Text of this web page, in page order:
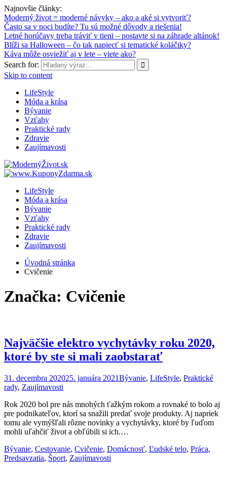
Najnovšie články:
Moderný život = moderné návyky – ako a aké si vytvoriť?
Často sa v noci budíte? Tu sú možné dôvody a riešenia!
Letné horúčavy treba tráviť v tieni – postavte si na záhrade altánok!
Blíži sa Halloween – čo tak napiecť si tematické koláčiky?
Káva môže osviežiť aj v lete – viete ako?
Search for:
Skip to content
LifeStyle
Móda a krása
Bývanie
Vzťahy
Praktické rady
Zdravie
Zaujímavosti
LifeStyle
Móda a krása
Bývanie
Vzťahy
Praktické rady
Zdravie
Zaujímavosti
Úvodná stránka
Cvičenie
Značka: Cvičenie
Najväčšie elektro vychytávky roku 2020,
ktoré by ste si mali zaobstarať
31. decembra 202025. januára 2021Bývanie, LifeStyle, Praktické
rady, Zaujímavosti
Rok 2020 bol pre nás mnohých ťažkým rokom a rovnaké to bolo aj
pre podnikateľov, ktorí sa snažili predať svoje produkty. Aj napriek
tomu ale vymýšľali rôzne novinky a vychytávky, ktoré by ľuďom
mohli uľahčiť život a obľúbili si ich.…
Bývanie, Cestovanie, Cvičenie, Domácnosť, Ľudské telo, Práca,
Predsavzatia, Šport, Zaujímavosti